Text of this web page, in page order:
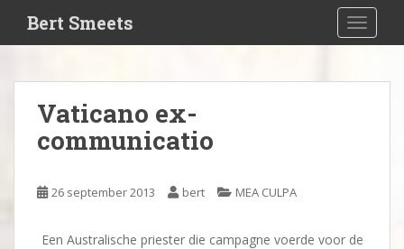
i
Bert Smeets
Vaticano ex-
communicatio
26 september 2013 bert MEA CULPA
Een Australische priester die campagne voerde voor de